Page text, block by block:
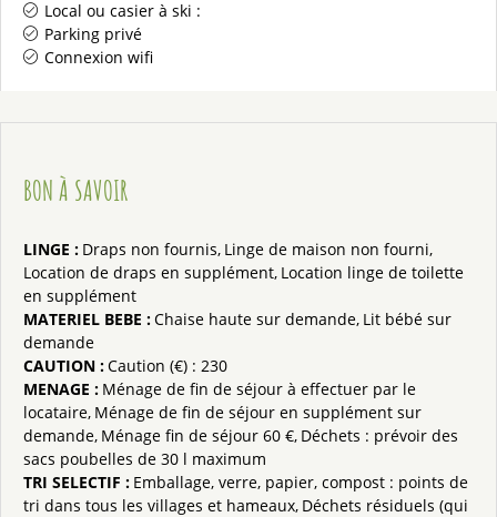
Local ou casier à ski :
Parking privé
Connexion wifi
BON À SAVOIR
LINGE : Draps non fournis Linge de maison non fourni
Location de draps en supplément Location linge de toilette
en supplément
MATERIEL BEBE :Chaise haute sur demande Lit bébé sur
demande
CAUTION :Caution (€) : 230
MENAGE : Ménage de fin de séjour à effectuer par le
locataire Ménage de fin de séjour en supplément sur
demande Ménage fin de séjour 60 € Déchets : prévoir des
sacs poubelles de 30 l maximum
TRI SELECTIF : Emballage, verre, papier, compost : points de
tri dans tous les villages et hameaux Déchets résiduels (qui